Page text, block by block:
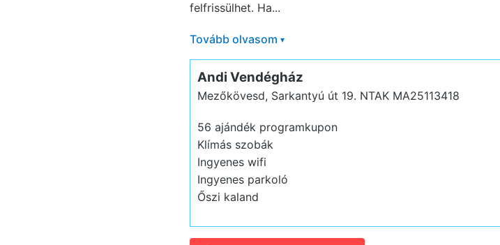
felfrissülhet. Ha...
Tovább olvasom ▾
Andi Vendégház
Mezőkövesd, Sarkantyú út 19. NTAK MA25113418
56 ajándék programkupon
Klímás szobák
Ingyenes wifi
Ingyenes parkoló
Őszi kaland